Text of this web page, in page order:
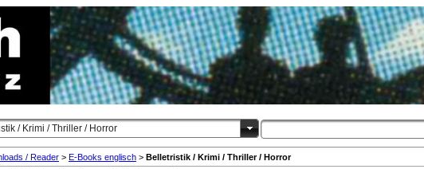
/ Krimi / Thriller / Horror
/ Reader > E-Books englisch > Belletristik / Krimi / Thriller / Horror